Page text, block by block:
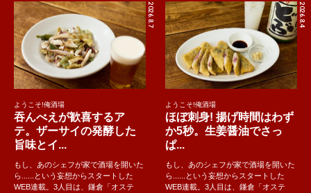
2026.8.7
ようこそ!俺酒場
吞んべえが歓喜するア
テ。ザーサイの発酵した
旨味とイ...
もし、あのシェフが家で酒場を開いた
ら......という妄想からスタートした
WEB連載。3人目は、鎌倉「オステ
2026.8.4
ようこそ!俺酒場
ほぼ刺身! 揚げ時間はわず
か5秒。生姜醤油でさっ
ぱ...
もし、あのシェフが家で酒場を開いた
ら......という妄想からスタートした
WEB連載。3人目は、鎌倉「オステ